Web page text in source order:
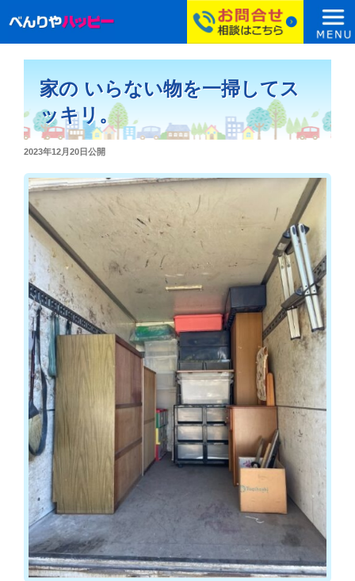
家の いらない物を一掃してス
ッキリ。
投
日:
2023年12月20日公開